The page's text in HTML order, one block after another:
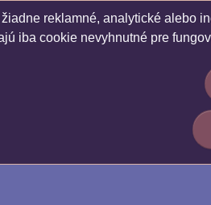
reklamné, analytické alebo
iba cookie nevyhnutné pre